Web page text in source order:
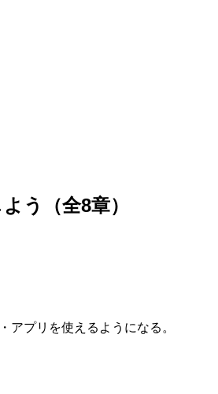
う（全8章）
アプリを使えるようになる。